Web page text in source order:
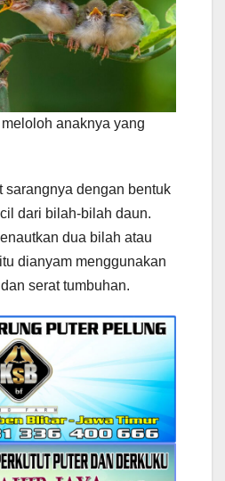
anaknya yang
sarangnya dengan bentuk
dari bilah-bilah daun.
dua bilah atau
dianyam menggunakan
serat tumbuhan.